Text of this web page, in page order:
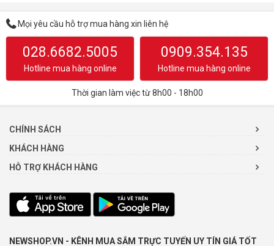
Mọi yêu cầu hỗ trợ mua hàng xin liên hệ
028.6682.5005
Hotline mua hàng online
0909.354.135
Hotline mua hàng online
Thời gian làm việc từ 8h00 - 18h00
CHÍNH SÁCH
KHÁCH HÀNG
HỖ TRỢ KHÁCH HÀNG
NEWSHOP.VN - KÊNH MUA SẮM TRỰC TUYẾN UY TÍN GIÁ TỐT